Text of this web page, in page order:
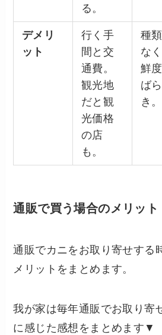
る。
デメリ
ット
行く手
間と交
通費。
観光地
だと観
光価格
の店
も。
種
なく
鮮
ば
き。
通販で買う場合のメリット
通販でカニをお取り寄せする
メリットをまとめます。
我が家は毎年通販でお取り寄
に感じた感想をまとめます▼